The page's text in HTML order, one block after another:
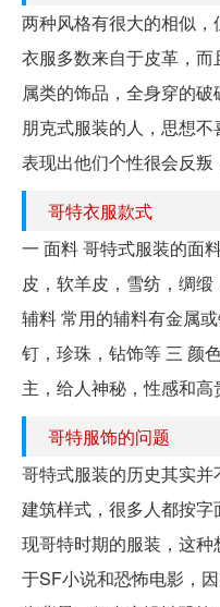
两种风格有很大的相似
衣服多数来自于皮革，
属类的饰品，全身穿的破
朋克式服装的人，思想不
表现出他们个性很会反叛
哥特衣服款式
一 面料 哥特式服装的面
皮，软羊皮，雪纺，绸
辅料 常用的辅料有金属
钉，珍珠，钻饰等 三 颜
主，给人神秘，性感和高
哥特服饰的问题
哥特式服装的历史其实
建筑样式，很多人都按
现哥特时期的服装，这
于SF小说和恐怖电影，